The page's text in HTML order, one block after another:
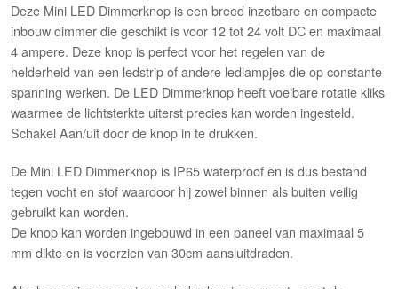
Deze Mini LED Dimmerknop is een breed inzetbare en compacte
inbouw dimmer die geschikt is voor 12 tot 24 volt DC en maximaal
4 ampere. Deze knop is perfect voor het regelen van de
helderheid van een ledstrip of andere ledlampjes die op constante
spanning werken. De LED Dimmerknop heeft voelbare rotatie kliks
waarmee de lichtsterkte uiterst precies kan worden ingesteld.
Schakel Aan/uit door de knop in te drukken.
De Mini LED Dimmerknop is IP65 waterproof en is dus bestand
tegen vocht en stof waardoor hij zowel binnen als buiten veilig
gebruikt kan worden.
De knop kan worden ingebouwd in een paneel van maximaal 5
mm dikte en is voorzien van 30cm aansluitdraden.